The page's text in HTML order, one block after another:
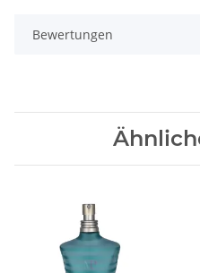
Bewertungen